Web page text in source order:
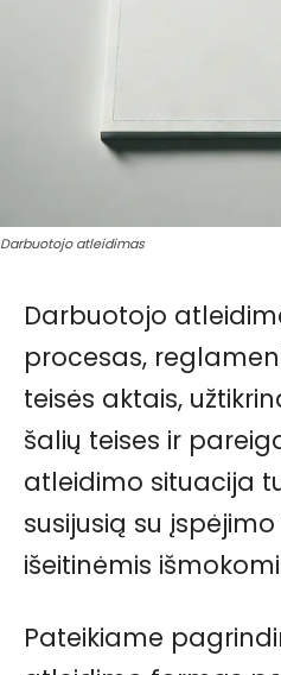
Darbuotojo atleidimas
Darbuotojo
procesas,
teisės aktais,
šalių teises ir
atleidimo situacija
susijusią su
išeitinėmis
Pateikiame